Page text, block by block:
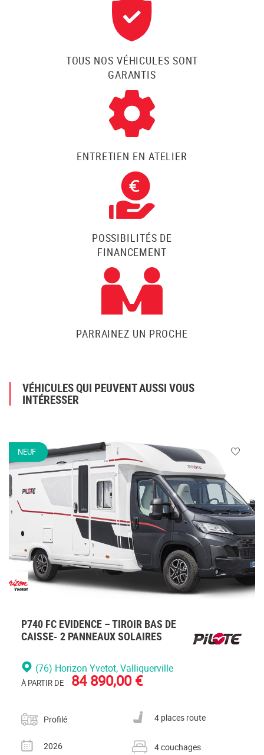
TOUS NOS VÉHICULES SONT
GARANTIS
ENTRETIEN EN ATELIER
POSSIBILITÉS DE
FINANCEMENT
PARRAINEZ UN PROCHE
VÉHICULES QUI PEUVENT AUSSI VOUS
INTÉRESSER
NEUF
P740 FC EVIDENCE – TIROIR BAS DE
CAISSE- 2 PANNEAUX SOLAIRES
(76) Horizon Yvetot, Valliquerville
À PARTIR DE 84 890,00 €
Catégorie
Profilé
Nombre de places carte grise
4 places route
Année
2026
Nombre de couchages
4 couchages